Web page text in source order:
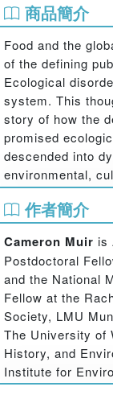
商品簡介
Food and the
of the defining
Ecological
system. This
story of how the
promised
descended into
environmental,
explores how
‘ecological
The Broken
environmental
Australia where
technologies
that resisted
supply of global
gritty local detail
how cultural
race, shaped
作者簡介
Cameron Muir is
Postdoctoral
and the National
Fellow at the
Society, LMU
The University of
History, and
Institute for